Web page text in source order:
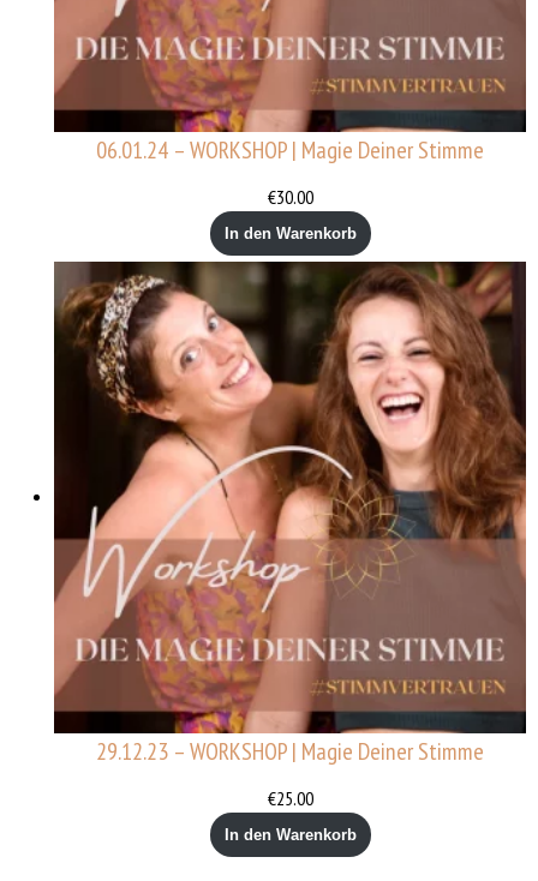
06.01.24 – WORKSHOP | Magie Deiner Stimme
€30.00
In den Warenkorb
29.12.23 – WORKSHOP | Magie Deiner Stimme
€25.00
In den Warenkorb